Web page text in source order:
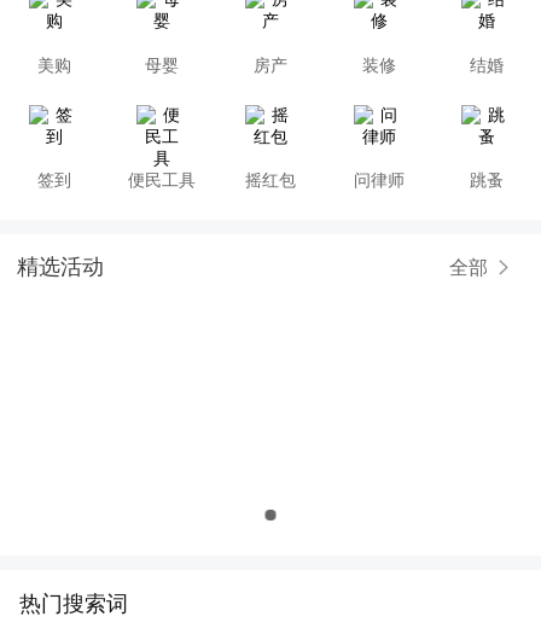
美购 母婴 房产 装修 结婚
签到 便民工具 摇红包 问律师 跳蚤
精选活动 全部
热门搜索词